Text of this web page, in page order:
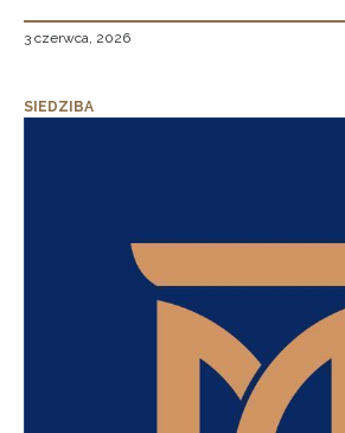
3 czerwca, 2026
SIEDZIBA